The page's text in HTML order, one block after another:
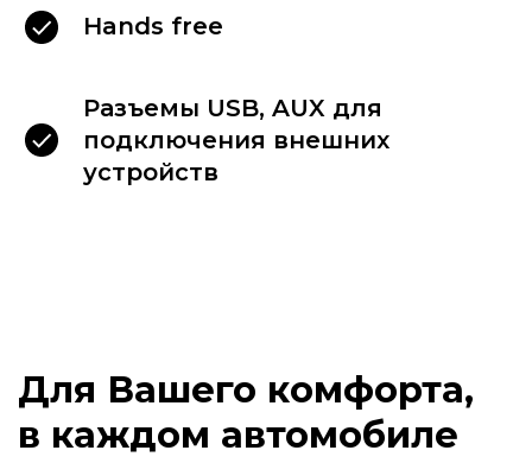
Hands free
Разъемы USB, AUX для
подключения внешних
устройств